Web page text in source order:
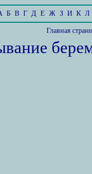
Б В Г Д Е Ж З И К Л
Главная